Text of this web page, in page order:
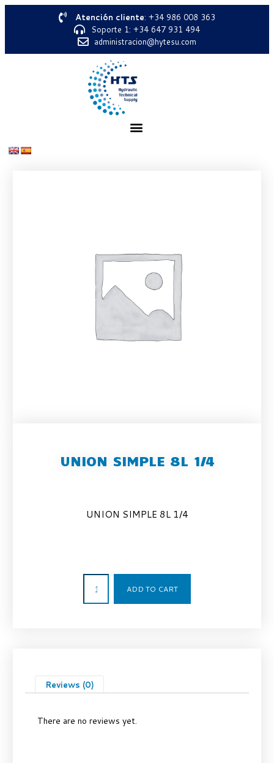
Atención cliente: +34 986 008 363
Soporte 1: +34 647 931 494
administracion@hytesu.com
UNION SIMPLE 8L 1/4
UNION SIMPLE 8L 1/4
ADD TO CART
Reviews (0)
There are no reviews yet.